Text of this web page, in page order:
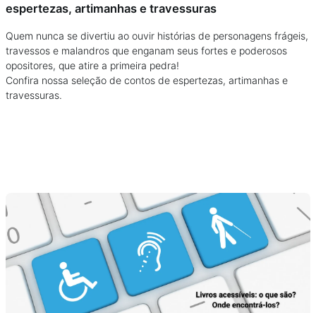
espertezas, artimanhas e travessuras
Quem nunca se divertiu ao ouvir histórias de personagens frágeis,
travessos e malandros que enganam seus fortes e poderosos
opositores, que atire a primeira pedra!
Confira nossa seleção de contos de espertezas, artimanhas e
travessuras.